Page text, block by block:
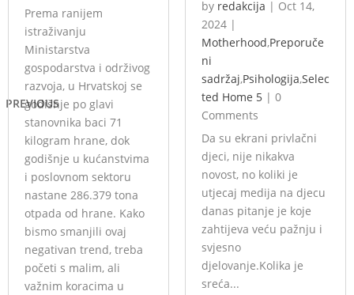
PREVIOUS
Prema ranijem
istraživanju
Ministarstva
gospodarstva i održivog
razvoja, u Hrvatskoj se
godišnje po glavi
stanovnika baci 71
kilogram hrane, dok
godišnje u kućanstvima
i poslovnom sektoru
nastane 286.379 tona
otpada od hrane. Kako
bismo smanjili ovaj
negativan trend, treba
početi s malim, ali
važnim koracima u
by redakcija | Oct 14,
2024 |
Motherhood,Preporuče
ni
sadržaj,Psihologija,Selec
ted Home 5 | 0
Comments
Da su ekrani privlačni
djeci, nije nikakva
novost, no koliki je
utjecaj medija na djecu
danas pitanje je koje
zahtijeva veću pažnju i
svjesno
djelovanje.Kolika je
sreća...